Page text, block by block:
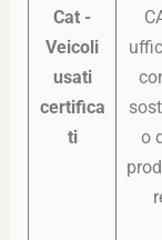
Cat -
Veicoli
usati
certifica
ti
o